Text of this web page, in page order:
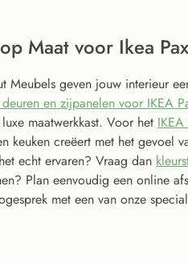
Maat voor Ikea
Meubels geven jouw interieur
en zijpanelen voor IKEA
maatwerkkast. Voor het
keuken creëert met het gevoel
echt ervaren? Vraag dan
Plan eenvoudig een online
met een van onze